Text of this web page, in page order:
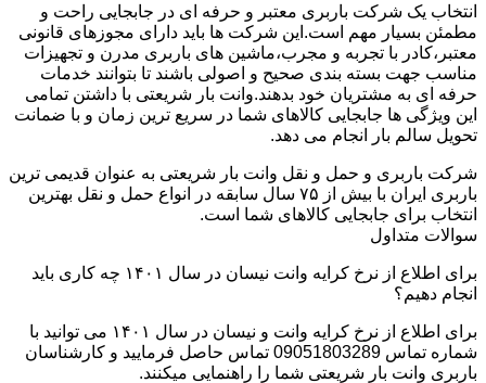
انتخاب یک شرکت باربری معتبر و حرفه ای در جابجایی راحت و
مطمئن بسیار مهم است.این شرکت ها باید دارای مجوزهای قانونی
معتبر،کادر با تجربه و مجرب،ماشین های باربری مدرن و تجهیزات
مناسب جهت بسته بندی صحیح و اصولی باشند تا بتوانند خدمات
حرفه ای به مشتریان خود بدهند.وانت بار شریعتی با داشتن تمامی
این ویژگی ها جابجایی کالاهای شما در سریع ترین زمان و با ضمانت
تحویل سالم بار انجام می دهد.
شرکت باربری و حمل و نقل وانت بار شریعتی به عنوان قدیمی ترین
باربری ایران با بیش از ۷۵ سال سابقه در انواع حمل و نقل بهترین
انتخاب برای جابجایی کالاهای شما است.
سوالات متداول
برای اطلاع از نرخ کرایه وانت نیسان در سال ۱۴۰۱ چه کاری باید
انجام دهیم؟
برای اطلاع از نرخ کرایه وانت و نیسان در سال ۱۴۰۱ می توانید با
شماره تماس 09051803289 تماس حاصل فرمایید و کارشناسان
باربری وانت بار شریعتی شما را راهنمایی میکنند.